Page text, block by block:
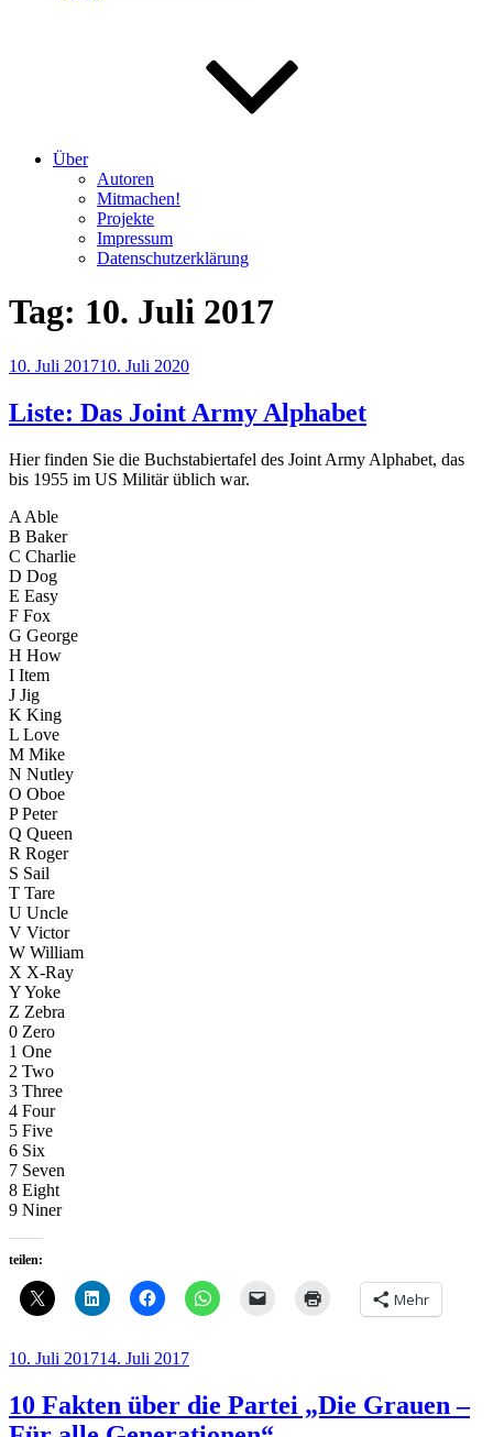
Über
Autoren
Mitmachen!
Projekte
Impressum
Datenschutzerklärung
Tag: 10. Juli 2017
Veröffentlicht
10. Juli 201710. Juli 2020
Liste: Das Joint Army Alphabet
Hier finden Sie die Buchstabiertafel des Joint Army Alphabet, das
bis 1955 im US Militär üblich war.
A Able
B Baker
C Charlie
D Dog
E Easy
F Fox
G George
H How
I Item
J Jig
K King
L Love
M Mike
N Nutley
O Oboe
P Peter
Q Queen
R Roger
S Sail
T Tare
U Uncle
V Victor
W William
X X-Ray
Y Yoke
Z Zebra
0 Zero
1 One
2 Two
3 Three
4 Four
5 Five
6 Six
7 Seven
8 Eight
9 Niner
teilen:
Mehr
Veröffentlicht
10. Juli 201714. Juli 2017
10 Fakten über die Partei „Die Grauen –